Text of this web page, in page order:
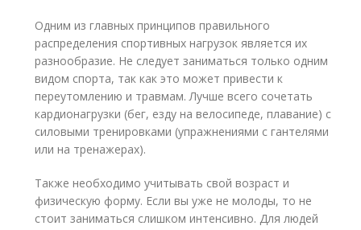
Одним из главных принципов правильного
распределения спортивных нагрузок является их
разнообразие. Не следует заниматься только одним
видом спорта, так как это может привести к
переутомлению и травмам. Лучше всего сочетать
кардионагрузки (бег, езду на велосипеде, плавание) с
силовыми тренировками (упражнениями с гантелями
или на тренажерах).
Также необходимо учитывать свой возраст и
физическую форму. Если вы уже не молоды, то не
стоит заниматься слишком интенсивно. Для людей